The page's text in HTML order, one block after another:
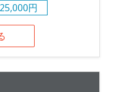
円